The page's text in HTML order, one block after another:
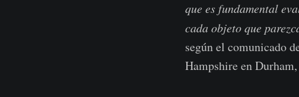
que es fundamental
cada objeto que
según el comunicado
Hampshire en